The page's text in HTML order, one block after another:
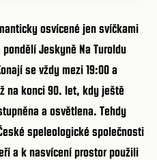
osvícené jen svíčkami
pondělíJeskyně Na Turoldu
se vždy mezi 19:00 a
na konci 90. let, kdy ještě
a osvětlena. Tehdy
speleologické společnosti
a k nasvícení prostor použili